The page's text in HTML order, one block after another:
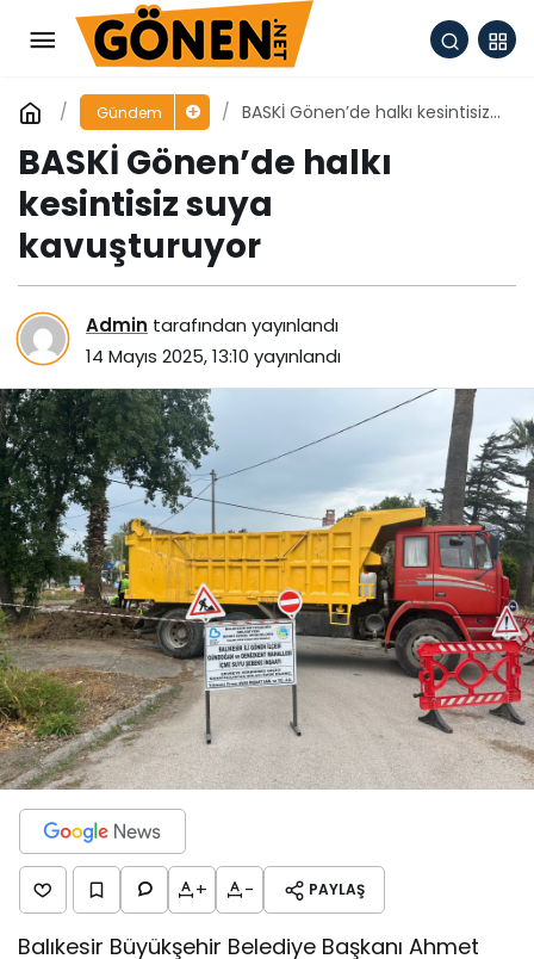
Gündem
BASKİ Gönen’de halkı kesintisiz
BASKİ Gönen’de halkı
kesintisiz suya
kavuşturuyor
Admin tarafından yayınlandı
14 Mayıs 2025, 13:10 yayınlandı
+ - PAYLAŞ
Balıkesir Büyükşehir Belediye Başkanı Ahmet